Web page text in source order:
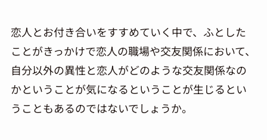
恋人とお付き合いをすすめていく中で、ふとした
ことがきっかけで恋人の職場や交友関係において、
自分以外の異性と恋人がどのような交友関係なの
かということが気になるということが生じるとい
うこともあるのではないでしょうか。